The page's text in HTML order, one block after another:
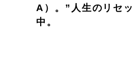
A）。”人生のリセ
中。